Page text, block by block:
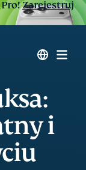
Pro!Zarejestruj
i